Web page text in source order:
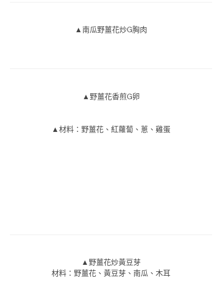
▲南瓜野薑花炒G胸肉
▲野薑花香煎G卵
▲材料：野薑花、紅蘿蔔、蔥、雞蛋
▲野薑花炒黃豆芽
材料：野薑花、黃豆芽、南瓜、木耳